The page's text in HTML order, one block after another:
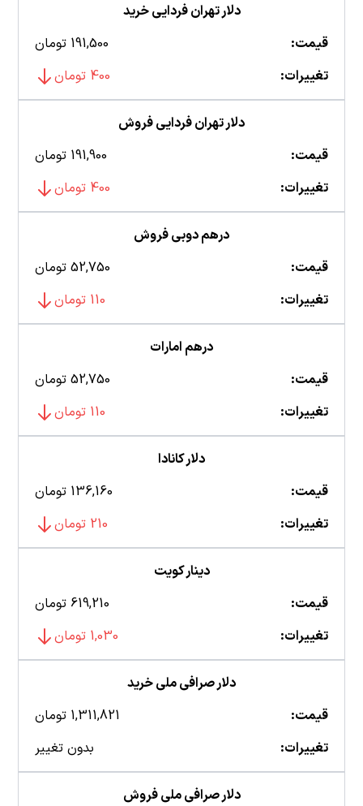
دلار تهران فردایی خرید
قیمت:
191,500 تومان
تغییرات:
400 تومان
دلار تهران فردایی فروش
قیمت:
191,900 تومان
تغییرات:
400 تومان
درهم دوبی فروش
قیمت:
52,750 تومان
تغییرات:
110 تومان
درهم امارات
قیمت:
52,750 تومان
تغییرات:
110 تومان
دلار کانادا
قیمت:
136,160 تومان
تغییرات:
210 تومان
دینار کویت
قیمت:
619,210 تومان
تغییرات:
1,030 تومان
دلار صرافی ملی خرید
قیمت:
1,311,821 تومان
تغییرات:
بدون تغییر
دلار صرافی ملی فروش